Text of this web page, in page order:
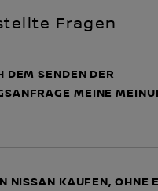
Fragen
DEM SENDEN DER
MEINE
NISSAN KAUFEN, OHNE